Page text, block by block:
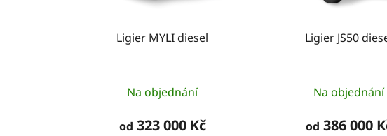
Ligier MYLI diesel
hodnocení
produktu
Na objednání
od 323 000 Kč
Ligier JS50
Na objednání
od 386 000